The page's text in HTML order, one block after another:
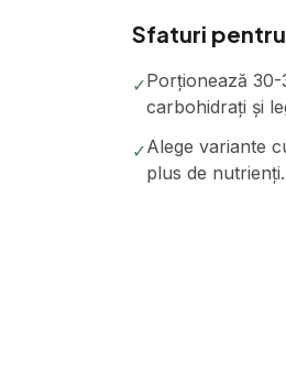
Sfaturi
✓Porționează
carbohidrați și
✓Alege variante
plus de nutrienți.